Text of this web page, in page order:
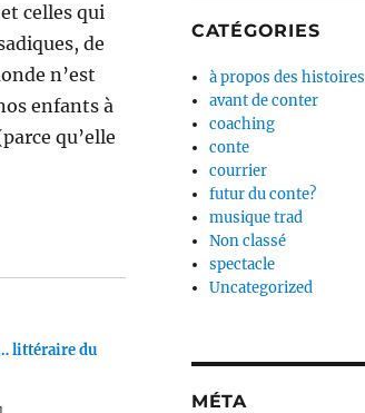
celles qui
de
n’est
enfants à
qu’elle
littéraire du
CATÉGORIES
à propos des histoires
avant de conter
coaching
conte
courrier
futur du conte?
musique trad
Non classé
spectacle
Uncategorized
MÉTA